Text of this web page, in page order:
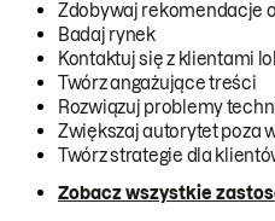
Zdobywaj rekomendacje
Badaj rynek
Kontaktuj się z klientami
Twórz angażujące treści
Rozwiązuj problemy
Zwiększaj autorytet poza
Twórz strategie dla
Zobacz wszystkie